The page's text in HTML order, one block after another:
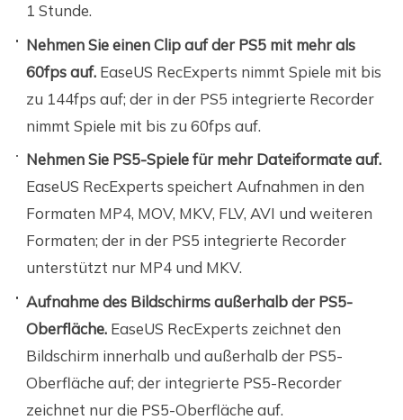
1 Stunde.
Nehmen Sie einen Clip auf der PS5 mit mehr als
60fps auf. EaseUS RecExperts nimmt Spiele mit bis
zu 144fps auf; der in der PS5 integrierte Recorder
nimmt Spiele mit bis zu 60fps auf.
Nehmen Sie PS5-Spiele für mehr Dateiformate auf.
EaseUS RecExperts speichert Aufnahmen in den
Formaten MP4, MOV, MKV, FLV, AVI und weiteren
Formaten; der in der PS5 integrierte Recorder
unterstützt nur MP4 und MKV.
Aufnahme des Bildschirms außerhalb der PS5-
Oberfläche. EaseUS RecExperts zeichnet den
Bildschirm innerhalb und außerhalb der PS5-
Oberfläche auf; der integrierte PS5-Recorder
zeichnet nur die PS5-Oberfläche auf.